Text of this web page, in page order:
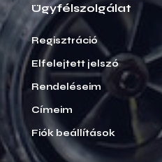
Ügyfélszolgálat
Regisztráció
Elfelejtett jelszó
Rendeléseim
Címeim
Fiók beállítások